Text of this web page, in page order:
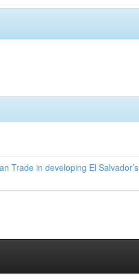
Trade in developing El Salvador’s